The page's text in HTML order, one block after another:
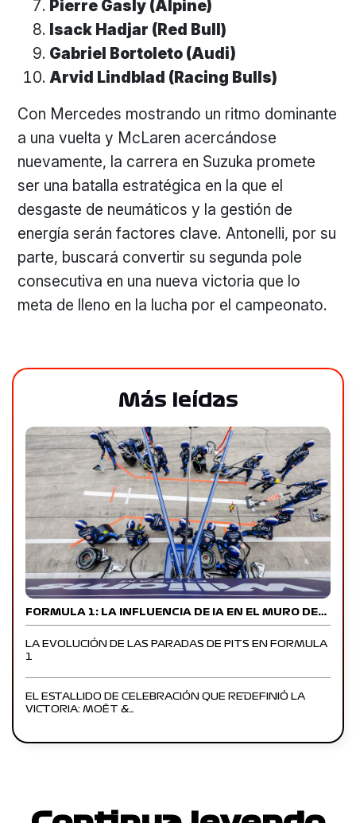
Pierre Gasly (Alpine)
Isack Hadjar (Red Bull)
Gabriel Bortoleto (Audi)
Arvid Lindblad (Racing Bulls)
Con Mercedes mostrando un ritmo dominante
a una vuelta y McLaren acercándose
nuevamente, la carrera en Suzuka promete
ser una batalla estratégica en la que el
desgaste de neumáticos y la gestión de
energía serán factores clave. Antonelli, por su
parte, buscará convertir su segunda pole
consecutiva en una nueva victoria que lo
meta de lleno en la lucha por el campeonato.
Más leídas
FORMULA 1: LA INFLUENCIA DE IA EN EL MURO DE…
LA EVOLUCIÓN DE LAS PARADAS DE PITS EN FORMULA
1
EL ESTALLIDO DE CELEBRACIÓN QUE REDEFINIÓ LA
VICTORIA: MOËT &…